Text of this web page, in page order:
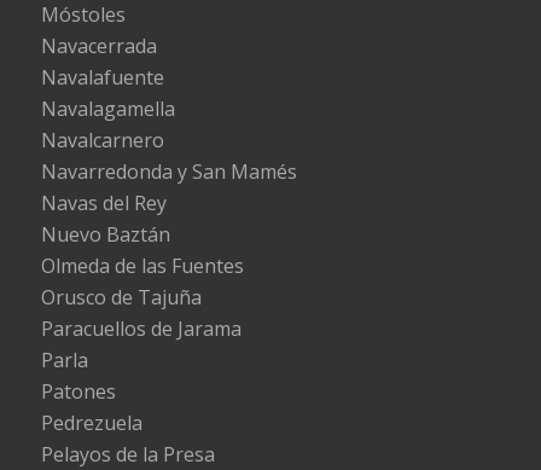
Móstoles
Navacerrada
Navalafuente
Navalagamella
Navalcarnero
Navarredonda y San Mamés
Navas del Rey
Nuevo Baztán
Olmeda de las Fuentes
Orusco de Tajuña
Paracuellos de Jarama
Parla
Patones
Pedrezuela
Pelayos de la Presa